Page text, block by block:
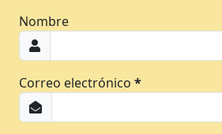
Nombre
Correo electrónico *